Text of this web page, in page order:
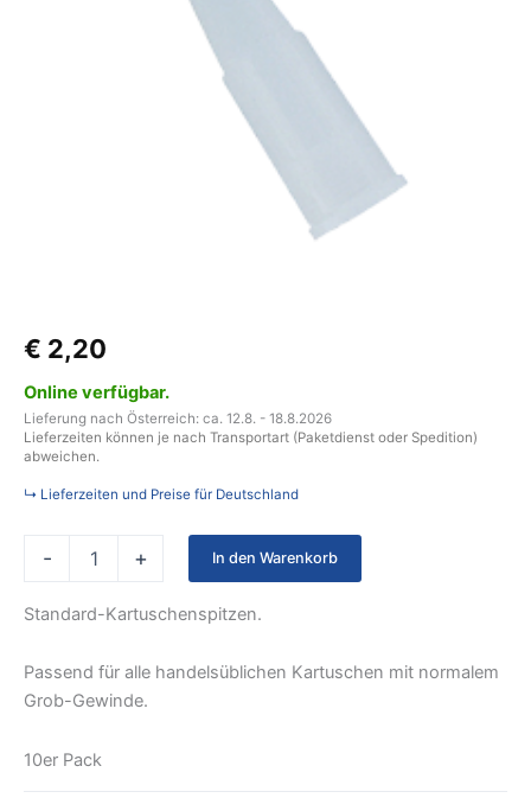
€ 2,20
Online verfügbar.
Lieferung nach Österreich: ca. 12.8. - 18.8.2026
Lieferzeiten können je nach Transportart (Paketdienst oder Spedition)
abweichen.
↳ Lieferzeiten und Preise für Deutschland
- + In den Warenkorb
Standard-Kartuschenspitzen.
Passend für alle handelsüblichen Kartuschen mit normalem
Grob-Gewinde.
10er Pack